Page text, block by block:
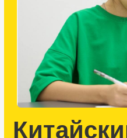
Логопед и
Выговаривать звуки р, л, ш, с и др